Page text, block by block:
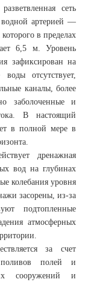
сеть
водной артерией —
в пределах
6,5 м. Уровень
зафиксирован на
отсутствует,
каналы, более
заболоченные и
В настоящий
в полной мере в
дренажная
вод на глубинах
колебания уровня
засорены, из-за
подтопленные
атмосферных
за счет
поливов полей и
сооружений и